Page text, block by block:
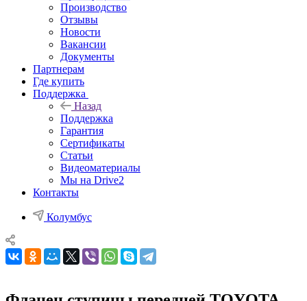
Производство
Отзывы
Новости
Вакансии
Документы
Партнерам
Где купить
Поддержка
Назад
Поддержка
Гарантия
Сертификаты
Статьи
Видеоматериалы
Мы на Drive2
Контакты
Колумбус